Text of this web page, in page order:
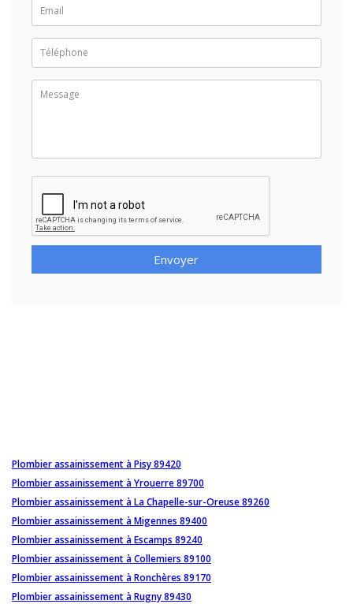
Envoyer
Plombier assainissement à Pisy 89420
Plombier assainissement à Yrouerre 89700
Plombier assainissement à La Chapelle-sur-Oreuse 89260
Plombier assainissement à Migennes 89400
Plombier assainissement à Escamps 89240
Plombier assainissement à Collemiers 89100
Plombier assainissement à Ronchères 89170
Plombier assainissement à Rugny 89430